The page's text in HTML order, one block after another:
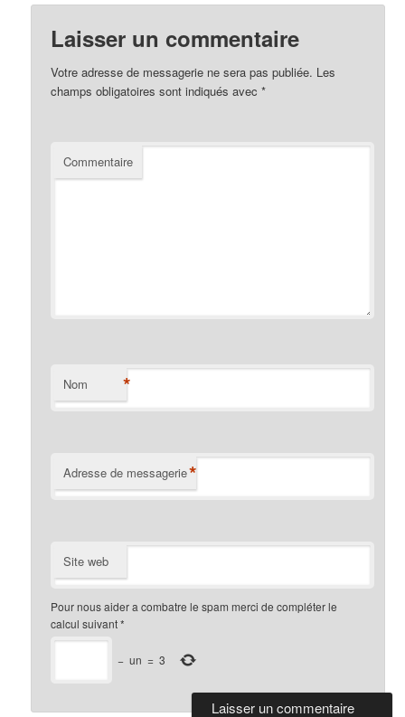
Laisser un commentaire
Votre adresse de messagerie ne sera pas publiée. Les
champs obligatoires sont indiqués avec*
Commentaire
Nom *
Adresse de messagerie*
Site web
Pour nous aider a combatre le spam merci de compléter le
calcul suivant*
− un = 3